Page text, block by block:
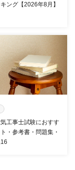
ング【2026年8月】
工事士試験におすす
・参考書・問題集・